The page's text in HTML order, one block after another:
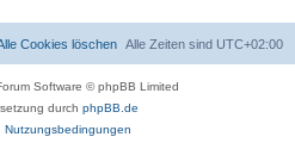
Alle Zeiten sind UTC+02:00
Cookies löschen
Software © phpBB Limited
durch phpBB.de
Nutzungsbedingungen